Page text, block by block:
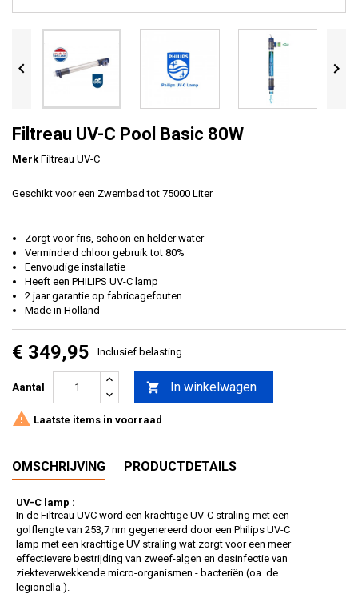
 
Filtreau UV-C Pool Basic 80W
Merk Filtreau UV-C
Geschikt voor een Zwembad tot 75000 Liter
Zorgt voor fris, schoon en helder water
Verminderd chloor gebruik tot 80%
Eenvoudige installatie
Heeft een PHILIPS UV-C lamp
2 jaar garantie op fabricagefouten
Made in Holland
€ 349,95 Inclusief belasting
Aantal  In winkelwagen
 Laatste items in voorraad
OMSCHRIJVING PRODUCTDETAILS
UV-C lamp :
In de Filtreau UVC word een krachtige UV-C straling met een
golflengte van 253,7 nm gegenereerd door een Philips UV-C
lamp met een krachtige UV straling wat zorgt voor een meer
effectievere bestrijding van zweef-algen en desinfectie van
ziekteverwekkende micro-organismen - bacteriën (oa. de
legionella ).